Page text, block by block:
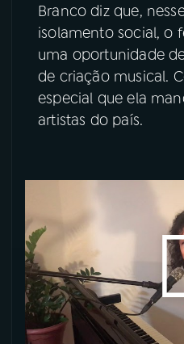
08PRÊMIO RÁDIO MEC
ACOMPANHE A RÁDIO MEC
YouTube
Branco diz que,
isolamento social, o
uma oportunidade
de criação musical.
especial que ela
artistas do país.